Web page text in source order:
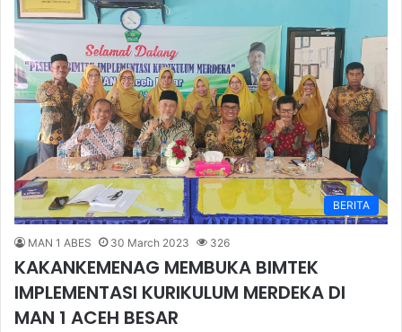
BERITA
MAN 1 ABES 30 March 2023 326
KAKANKEMENAG MEMBUKA BIMTEK
IMPLEMENTASI KURIKULUM MERDEKA DI
MAN 1 ACEH BESAR